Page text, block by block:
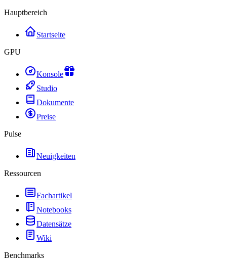
Hauptbereich
Startseite
GPU
Konsole
Studio
Dokumente
Preise
Pulse
Neuigkeiten
Ressourcen
Fachartikel
Notebooks
Datensätze
Wiki
Benchmarks